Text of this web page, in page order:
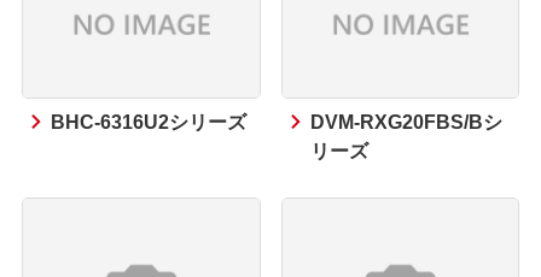
BHC-6316U2シリーズ
DVM-RXG20FBS/Bシ
リーズ